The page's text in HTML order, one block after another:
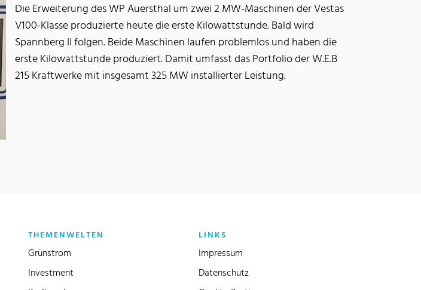
Die Erweiterung des WP Auersthal um zwei 2 MW-Maschinen der Vestas
V100-Klasse produzierte heute die erste Kilowattstunde. Bald wird
Spannberg II folgen. Beide Maschinen laufen problemlos und haben die
erste Kilowattstunde produziert. Damit umfasst das Portfolio der W.E.B
215 Kraftwerke mit insgesamt 325 MW installierter Leistung.
THEMENWELTEN
Grünstrom
Investment
LINKS
Impressum
Datenschutz